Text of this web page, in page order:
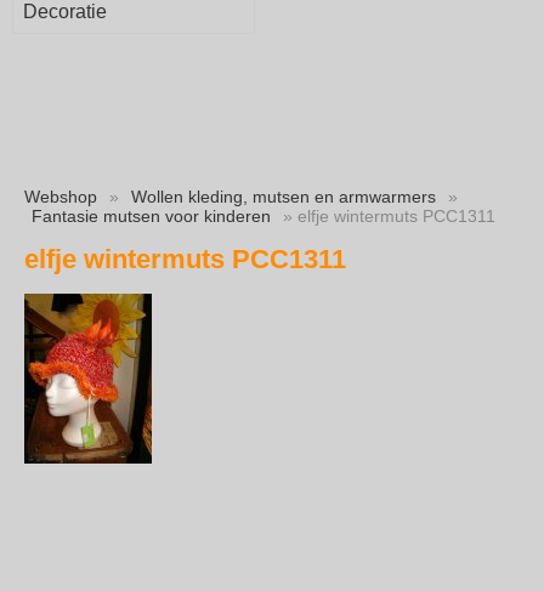
Decoratie
Webshop » Wollen kleding, mutsen en armwarmers
»
Fantasie mutsen voor kinderen
» elfje wintermuts PCC1311
elfje wintermuts PCC1311